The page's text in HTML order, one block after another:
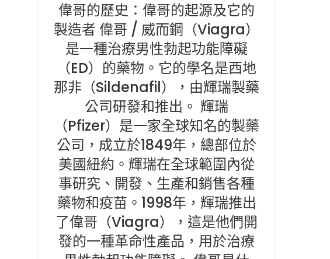
偉哥的歷史：偉哥的起源及它的
製造者 偉哥 / 威而鋼（Viagra）
是一種治療男性勃起功能障礙
（ED）的藥物。它的學名是西地
那非（Sildenafil），由輝瑞製藥
公司研發和推出。 輝瑞
（Pfizer）是一家全球知名的製藥
公司，成立於1849年，總部位於
美國紐約。輝瑞在全球範圍內從
事研究、開發、生產和銷售各種
藥物和疫苗。1998年，輝瑞推出
了偉哥（Viagra），這是他們開
發的一種革命性產品，用於治療